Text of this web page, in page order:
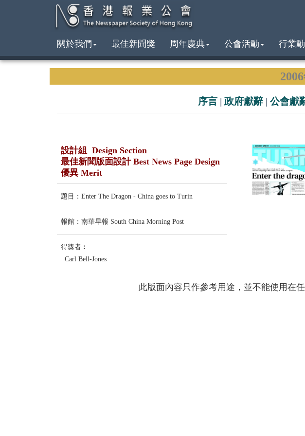
關於我們 最佳新聞獎 周年慶典 公會活動 行業
序言 | 政府獻辭 | 公會獻
設計組 Design Section
最佳新聞版面設計 Best News Page Design
優異 Merit
題目：Enter The Dragon - China goes to Turin
報館：南華早報 South China Morning Post
得獎者︰
Carl Bell-Jones
此版面內容只作參考用途，並不能使用在